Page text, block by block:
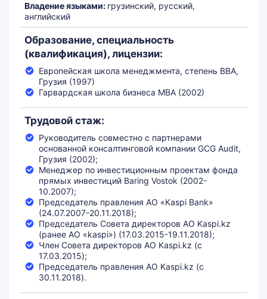
Владение языками: грузинский, русский,
английский
Образование, специальность
(квалификация), лицензии:
Европейская школа менеджмента, степень BBA,
Грузия (1997)
Гарвардская школа бизнеса MBA (2002)
Трудовой стаж:
Руководитель совместно с партнерами
основанной консалтинговой компании GCG Audit,
Грузия (2002);
Менеджер по инвестиционным проектам фонда
прямых инвестиций Baring Vostok (2002-
10.2007);
Председатель правления АО «Kaspi Bank»
(24.07.2007-20.11.2018);
Председатель Совета директоров АО Kaspi.kz
(ранее АО «kaspi») (17.03.2015-19.11.2018);
Член Совета директоров АО Kaspi.kz (с
17.03.2015);
Председатель правления АО Kaspi.kz (с
30.11.2018).